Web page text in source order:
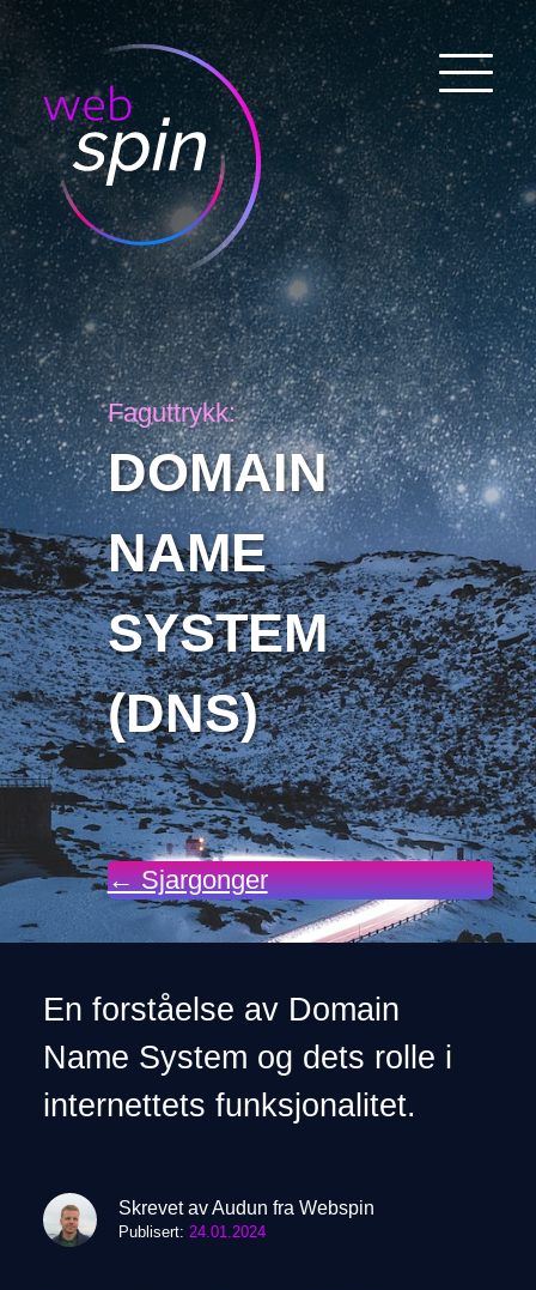
Faguttrykk:
DOMAIN
NAME
SYSTEM
(DNS)
← Sjargonger
En forståelse av Domain
Name System og dets rolle i
internettets funksjonalitet.
Skrevet av Audun fra Webspin
Publisert: 24.01.2024